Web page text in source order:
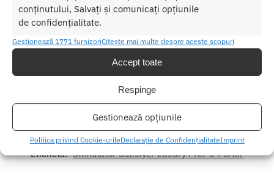
conținutului, Salvați și comunicați opțiunile
de confidențialitate.
Gestionează 1771 furnizoriCitește mai multe despre aceste scopuri
Accept toate
Respinge
Gestionează opțiunile
Politica privind Cookie-urileDeclarație de ConfidențialitateImprint
Pentru o utilizare mai usoara utilizati un lubrifiant pe baza de apa.
Nu uitati sa curatati produsul inainte si dupa fiecare utilizare cu apa
calda si sapun. Pentru o igienizare suplimentara puteti utiliza un
toycleaner.
SKU: 4049369016563
Categorii:
Stimulatoare clitoris cu
vibratii
Etichetă: Stimulator Satisfyer Luxury Pret-a-Porter